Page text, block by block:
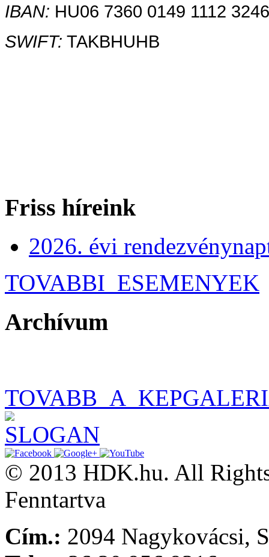
IBAN: HU06 7360 0149 1112
SWIFT: TAKBHUHB
Friss híreink
2026. évi
TOVABBI_ESEMENYEK
Archívum
© 2013 HDK.hu. All
Fenntartva
Cím.: 2094 Nagykovácsi,